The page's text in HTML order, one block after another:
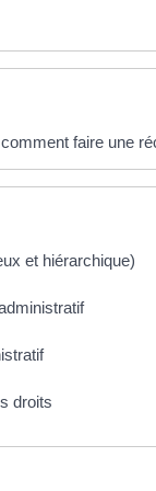
faire une
et hiérarchique)
droits